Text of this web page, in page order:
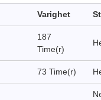
Varighet
187
Time(r)
73 Time(r)